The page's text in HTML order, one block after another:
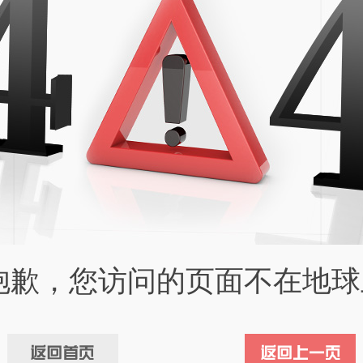
歉，您访问的页面不在地